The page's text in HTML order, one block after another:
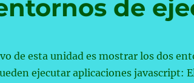
de
de esta unidad es mostrar los dos
ejecutar aplicaciones javascript: